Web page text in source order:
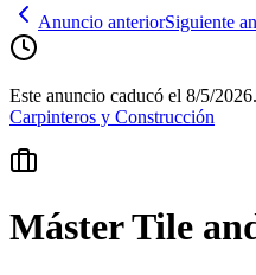
Anuncio anteriorSiguiente
Este anuncio caducó el 8/5/2026.
Carpinteros y Construcción
Máster Tile